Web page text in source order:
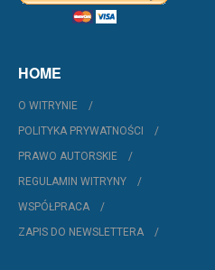
HOME
O WITRYNIE
POLITYKA PRYWATNOŚCI
PRAWO AUTORSKIE
REGULAMIN WITRYNY
WSPÓŁPRACA
ZAPIS DO NEWSLETTERA